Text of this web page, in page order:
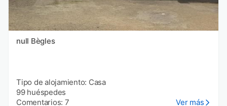
null Bègles
Tipo de alojamiento: Casa
99 huéspedes
Comentarios: 7
Ver más